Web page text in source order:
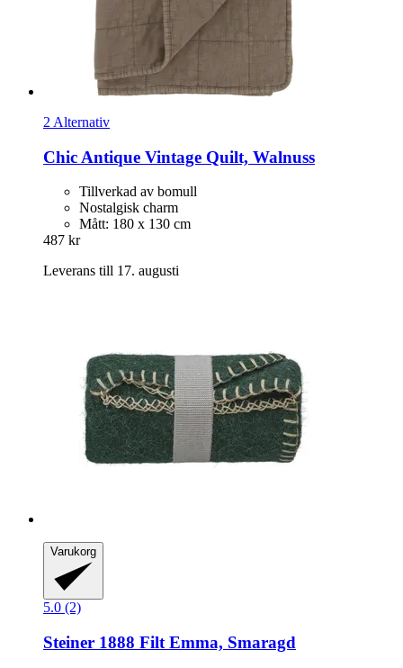
2 Alternativ
Chic Antique Vintage Quilt, Walnuss
Tillverkad av bomull
Nostalgisk charm
Mått: 180 x 130 cm
487 kr
Leverans till 17. augusti
Varukorg
5.0 (2)
Steiner 1888 Filt Emma, Smaragd